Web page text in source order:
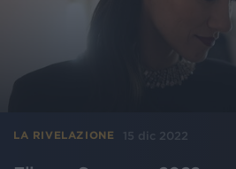
LA RIVELAZIONE 15 dic 2022